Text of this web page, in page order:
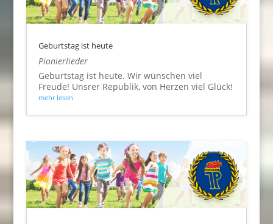
Geburtstag ist heute
Pionierlieder
Geburtstag ist heute. Wir wünschen viel
Freude! Unsrer Republik, von Herzen viel Glück!
mehr lesen